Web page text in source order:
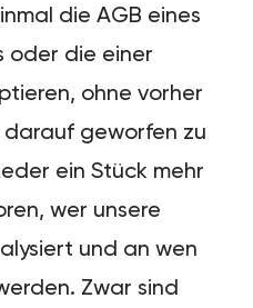
die AGB eines
oder die einer
ohne vorher
darauf geworfen zu
ein Stück mehr
wer unsere
und an wen
Zwar sind